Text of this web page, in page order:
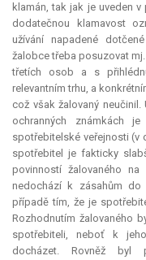
klamán, tak jak je uveden
dodatečnou klamavost
užívání napadené
žalobce třeba posuzovat
třetích osob a s
relevantním trhu, a
což však žalovaný
ochranných známkách
spotřebitelské veřejnosti (v
spotřebitel je fakticky
povinností žalovaného
nedochází k zásahům do
případě tím, že je
Rozhodnutím žalovaného
spotřebiteli, neboť k
docházet. Rovněž byl